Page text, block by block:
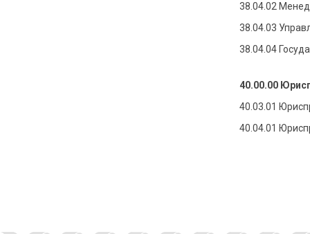
38.04.02
38.04.03
38.04.04
40.00.00
40.03.01
40.04.01